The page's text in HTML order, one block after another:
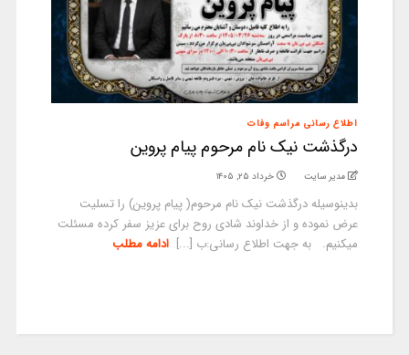
اطلاع رسانی مراسم وفات
درگذشت نیک نام مرحوم پیام پروین
مدیر سایت خرداد ۲۵, ۱۴۰۵
بدینوسیله درگذشت نیک نام مرحوم( پیام پروین) را تسلیت
عرض نموده و از خداوند شادی روح برای عزیز سفر کرده مسئلت
میکنیم. به جهت اطلاع رسانی:ب [...] ادامه مطلب